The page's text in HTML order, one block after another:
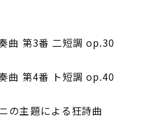
曲 第3番 二短調 op.30
曲 第4番 ト短調 op.40
の主題による狂詩曲